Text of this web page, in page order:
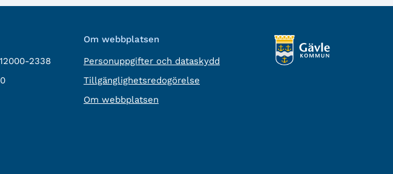
2338
Om webbplatsen
Personuppgifter och dataskydd
Tillgänglighetsredogörelse
Om webbplatsen